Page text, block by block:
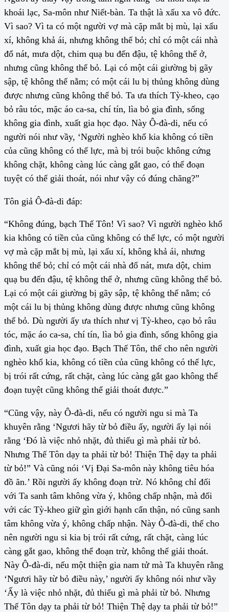
khoái lạc, Sa-môn như Niết-bàn. Ta thật là xấu xa vô đức.
Vì sao? Vì ta có một người vợ mà cặp mắt bị mù, lại xấu
xí, không khả ái, nhưng không thể bỏ; chỉ có một cái nhà
đổ nát, mưa dột, chim quạ bu đến đậu, tệ không thể ở,
nhưng cũng không thể bỏ. Lại có một cái giường bị gãy
sập, tệ không thể nằm; có một cái lu bị thủng không dùng
được nhưng cũng không thể bỏ. Ta ưa thích Tỳ-kheo, cạo
bỏ râu tóc, mặc áo ca-sa, chí tín, lìa bỏ gia đình, sống
không gia đình, xuất gia học đạo. Này Ô-đà-di, nếu có
người nói như vầy, ‘Người nghèo khổ kia không có tiền
của cũng không có thế lực, mà bị trói buộc không cứng
không chặt, không càng lúc càng gắt gao, có thể đoạn
tuyệt có thể giải thoát, nói như vậy có đúng chăng?”
Tôn giả Ô-đà-di đáp:
“Không đúng, bạch Thế Tôn! Vì sao? Vì người nghèo khổ
kia không có tiền của cũng không có thế lực, có một người
vợ mà cặp mắt bị mù, lại xấu xí, không khả ái, nhưng
không thể bỏ; chỉ có một cái nhà đổ nát, mưa dột, chim
quạ bu đến đậu, tệ không thể ở, nhưng cũng không thể bỏ.
Lại có một cái giường bị gãy sập, tệ không thể nằm; có
một cái lu bị thủng không dùng được nhưng cũng không
thể bỏ. Dù người ấy ưa thích như vị Tỳ-kheo, cạo bỏ râu
tóc, mặc áo ca-sa, chí tín, lìa bỏ gia đình, sống không gia
đình, xuất gia học đạo. Bạch Thế Tôn, thế cho nên người
nghèo khổ kia, không có tiền của cũng không có thế lực,
bị trói rất cứng, rất chặt, càng lúc càng gắt gao không thể
đoạn tuyệt cũng không thể giải thoát được.”
“Cũng vậy, này Ô-đà-di, nếu có người ngu si mà Ta
khuyên rằng ‘Ngươi hãy từ bỏ điều ấy, người ấy lại nói
rằng ‘Đó là việc nhỏ nhặt, đủ thiếu gì mà phải từ bỏ.
Nhưng Thế Tôn dạy ta phải từ bỏ! Thiện Thệ dạy ta phải
từ bỏ!” Và cũng nói ‘Vị Đại Sa-môn này không tiêu hóa
đồ ăn.’ Rồi người ấy không đoạn trừ. Nó không chỉ đối
với Ta sanh tâm không vừa ý, không chấp nhận, mà đối
với các Tỳ-kheo giữ gìn giới hạnh cẩn thận, nó cũng sanh
tâm không vừa ý, không chấp nhận. Này Ô-đà-di, thế cho
nên người ngu si kia bị trói rất cứng, rất chặt, càng lúc
càng gắt gao, không thể đoạn trừ, không thể giải thoát.
Này Ô-đà-di, nếu một thiện gia nam tử mà Ta khuyên rằng
‘Ngươi hãy từ bỏ điều này,’ người ấy không nói như vầy
‘Ấy là việc nhỏ nhặt, đủ thiếu gì mà phải từ bỏ. Nhưng
Thế Tôn dạy ta phải từ bỏ! Thiện Thệ dạy ta phải từ bỏ!”